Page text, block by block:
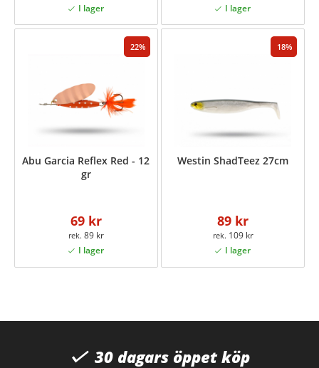
22
Abu Garcia Reflex Red - 12
gr
69 kr
89 kr
18
Westin ShadTeez 27cm
89 kr
109 kr
30 dagars öppet köp